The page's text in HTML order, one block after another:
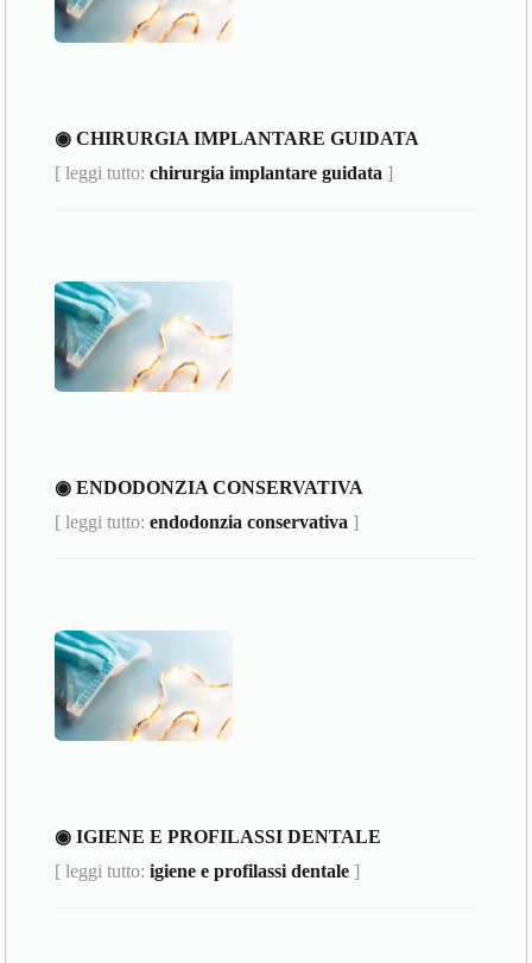
◉ CHIRURGIA IMPLANTARE GUIDATA
[ leggi tutto:chirurgia implantare guidata ]
◉ ENDODONZIA CONSERVATIVA
[ leggi tutto:endodonzia conservativa ]
◉ IGIENE E PROFILASSI DENTALE
[ leggi tutto:igiene e profilassi dentale ]